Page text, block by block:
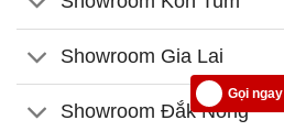
Showroom Gia Lai
Showroom Đắk Nông
Gọi ngay